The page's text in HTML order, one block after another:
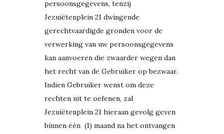
persoonsgegevens, tenzij
Jezuiëtenplein 21 dwingende
gerechtvaardigde gronden voor de
verwerking van uw persoonsgegevens
kan aanvoeren die zwaarder wegen dan
het recht van de Gebruiker op bezwaar.
Indien Gebruiker wenst om deze
rechten uit te oefenen, zal
Jezuiëtenplein 21 hieraan gevolg geven
binnen één (1) maand na het ontvangen